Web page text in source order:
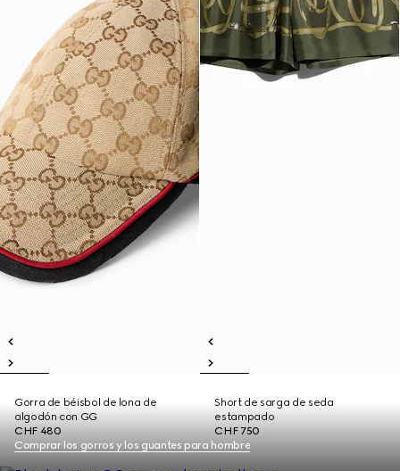
Gorra de béisbol de lona de
algodón con GG
CHF 480
Short de sarga de seda
estampado
CHF 750
Comprar los gorros y los guantes para hombre